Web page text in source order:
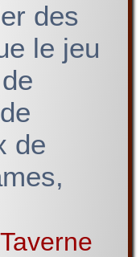
des
le jeu
de
Taverne